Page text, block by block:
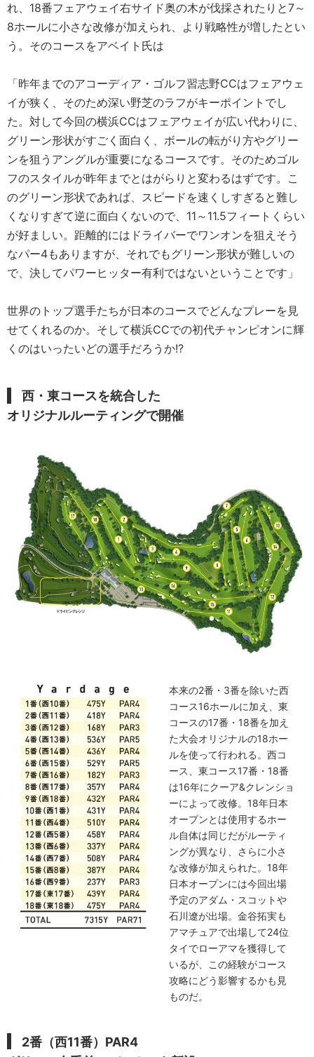
れ、18番フェアウェイ右サイド奥の木が伐採されたりと7～
8ホールに小さな改修が加えられ、より戦略性が増したとい
う。そのコースをアベイト氏は
「昨年までのアコーディア・ゴルフ習志野CCはフェアウェ
イが狭く、そのため深い野芝のラフがキーポイントでし
た。対して今回の横浜CCはフェアウェイが広い代わりに、
グリーン形状がすごく面白く、ボールの転がり方やグリー
ンを狙うアングルが重要になるコースです。そのためゴル
フのスタイルが昨年までとはがらりと変わるはずです。こ
のグリーン形状であれば、スピードを速くしすぎると難し
くなりすぎて逆に面白くないので、11～11.5フィートくらい
が好ましい。距離的にはドライバーでワンオンを狙えそう
なパー4もありますが、それでもグリーン形状が難しいの
で、決してパワーヒッター有利ではないということです」
世界のトップ選手たちが日本のコースでどんなプレーを見
せてくれるのか。そして横浜CCでの初代チャンピオンに輝
くのはいったいどの選手だろうか!?
西・東コースを統合した
オリジナルルーティングで開催
本来の2番・3番を除いた西
コース16ホールに加え、東
コースの17番・18番を加え
た大会オリジナルの18ホー
ルを使って行われる。西コ
ース、東コース17番・18番
は16年にクーア&クレンショ
ーによって改修。18年日本
オープンとは使用するホー
ル自体は同じだがルーティ
ングが異なり、さらに小さ
な改修が加えられた。18年
日本オープンには今回出場
予定のアダム・スコットや
石川遼が出場。金谷拓実も
アマチュアで出場して24位
タイでローアマを獲得して
いるが、この経験がコース
攻略にどう影響するかも見
ものだ。
2番（西11番）PAR4